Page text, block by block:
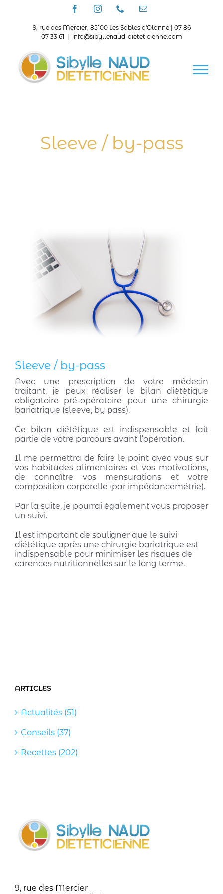
FacebookInstagramTéléphoneEmail
9, rue des Mercier, 85100 Les Sables d'Olonne | 07 86
07 33 61
info@sibyllenaud-dieteticienne.com
Sleeve / by-pass
Sleeve / by-pass
Avec une prescription de votre médecin
traitant, je peux réaliser le bilan diététique
obligatoire pré-opératoire pour une chirurgie
bariatrique (sleeve, by pass).
Ce bilan diététique est indispensable et fait
partie de votre parcours avant l’opération.
Il me permettra de faire le point avec vous sur
vos habitudes alimentaires et vos motivations,
de connaître vos mensurations et votre
composition corporelle (par impédancemétrie).
Par la suite, je pourrai également vous proposer
un suivi.
Il est important de souligner que le suivi
diététique après une chirurgie bariatrique est
indispensable pour minimiser les risques de
carences nutritionnelles sur le long terme.
ARTICLES
Actualités (51)
Conseils (37)
Recettes (202)
9, rue des Mercier